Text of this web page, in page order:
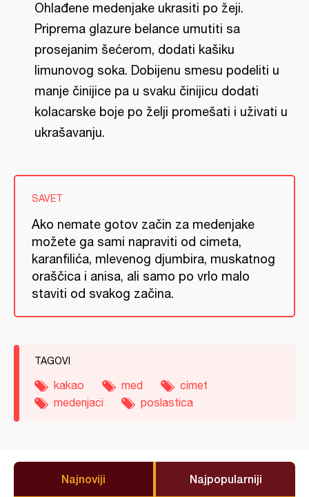
Ohlađene medenjake ukrasiti po žeji.
Priprema glazure belance umutiti sa
prosejanim šećerom, dodati kašiku
limunovog soka. Dobijenu smesu podeliti u
manje činijice pa u svaku činijicu dodati
kolacarske boje po želji promešati i uživati u
ukrašavanju.
SAVET
Ako nemate gotov začin za medenjake
možete ga sami napraviti od cimeta,
karanfilića, mlevenog djumbira, muskatnog
oraščica i anisa, ali samo po vrlo malo
staviti od svakog začina.
TAGOVI
kakao med
cimet
medenjaci
poslastica
Najnoviji Najpopularniji